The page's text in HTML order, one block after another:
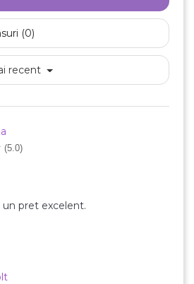
(0)
recent
(5.0)
pret excelent.